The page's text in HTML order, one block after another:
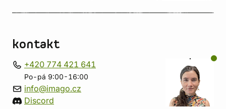
kontakt
+420 774 421 641
Po-pá 9:00-16:00
info@imago.cz
Discord